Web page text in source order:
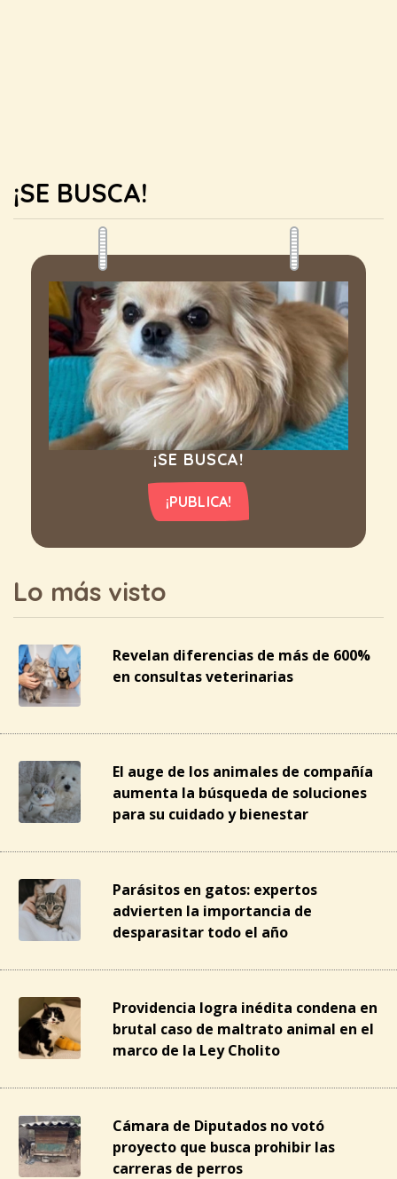
¡SE BUSCA!
¡SE BUSCA!
¡PUBLICA!
Lo más visto
Revelan diferencias de más de 600%
en consultas veterinarias
El auge de los animales de compañía
aumenta la búsqueda de soluciones
para su cuidado y bienestar
Parásitos en gatos: expertos
advierten la importancia de
desparasitar todo el año
Providencia logra inédita condena en
brutal caso de maltrato animal en el
marco de la Ley Cholito
Cámara de Diputados no votó
proyecto que busca prohibir las
carreras de perros